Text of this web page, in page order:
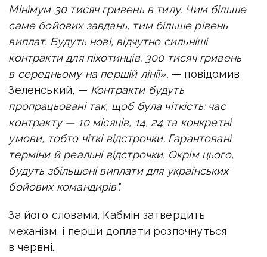
Мінімум 30 тисяч гривень в тилу. Чим більше
саме бойових завдань, тим більше рівень
виплат. Будуть нові, відчутно сильніші
контракти для піхотинців. 300 тисяч гривень
в середньому на першій лінії», — повідомив
Зеленський, — Контракти будуть
пропрацьовані так, щоб була чіткість: час
контракту — 10 місяців, 14, 24 та конкретні
умови, тобто чіткі відстрочки. Гарантовані
терміни й реальні відстрочки. Окрім цього,
будуть збільшені виплати для українських
бойових командирів".
За його словами, Кабмін затвердить
механізм, і перши доплати розпочнуться
в червні.